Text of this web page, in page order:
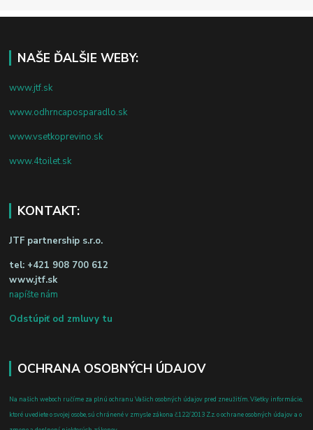
NAŠE ĎALŠIE WEBY:
www.jtf.sk
www.odhrncaposparadlo.sk
www.vsetkoprevino.sk
www.4toilet.sk
KONTAKT:
JTF partnership s.r.o.
tel: +421 908 700 612
www.jtf.sk
napíšte nám
Odstúpiť od zmluvy tu
OCHRANA OSOBNÝCH ÚDAJOV
Na našich weboch ručíme za plnú ochranu Vašich osobných údajov pred zneužitím. Všetky informácie,
ktoré uvediete o svojej osobe, sú chránené v zmysle zákona č.122/2013 Z.z. o ochrane osobných údajov a o